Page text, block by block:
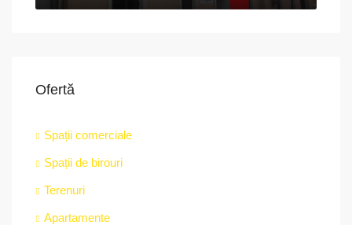
Ofertă
Spații comerciale
Spații de birouri
Terenuri
Apartamente